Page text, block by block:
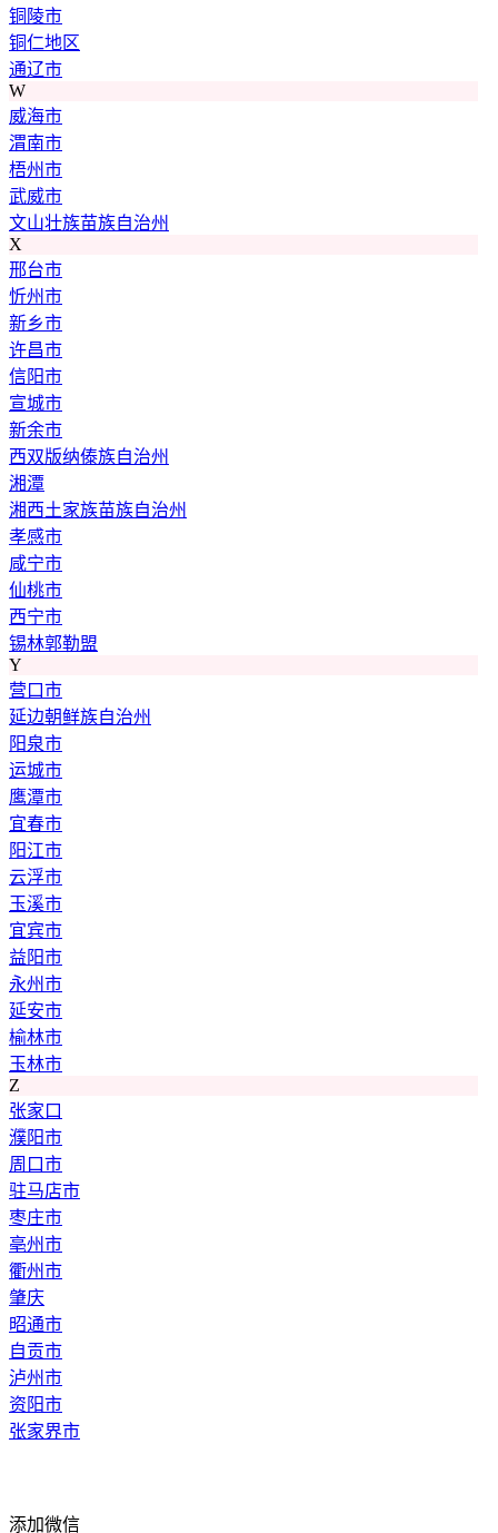
铜陵市
铜仁地区
通辽市
W
威海市
渭南市
梧州市
武威市
文山壮族苗族自治州
X
邢台市
忻州市
新乡市
许昌市
信阳市
宣城市
新余市
西双版纳傣族自治州
湘潭
湘西土家族苗族自治州
孝感市
咸宁市
仙桃市
西宁市
锡林郭勒盟
Y
营口市
延边朝鲜族自治州
阳泉市
运城市
鹰潭市
宜春市
阳江市
云浮市
玉溪市
宜宾市
益阳市
永州市
延安市
榆林市
玉林市
Z
张家口
濮阳市
周口市
驻马店市
枣庄市
亳州市
衢州市
肇庆
昭通市
自贡市
泸州市
资阳市
张家界市
添加微信